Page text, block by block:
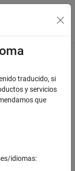
traducido, si
y servicios
que
idiomas: